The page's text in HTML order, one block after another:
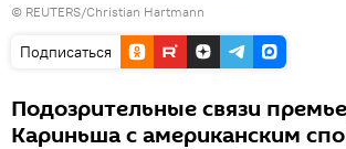
© REUTERS/Christian Hartmann
Подписаться
Подозрительные связи
Кариньша с американским